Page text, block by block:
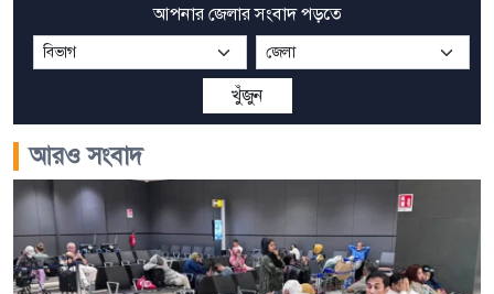
আপনার জেলার সংবাদ পড়তে
খুঁজুন
আরও সংবাদ